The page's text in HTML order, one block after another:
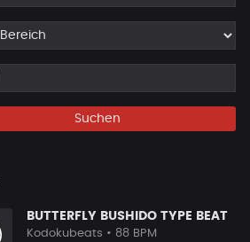
Suchen
BUTTERFLY BUSHIDO TYPE BEAT
Kodokubeats • 88 BPM